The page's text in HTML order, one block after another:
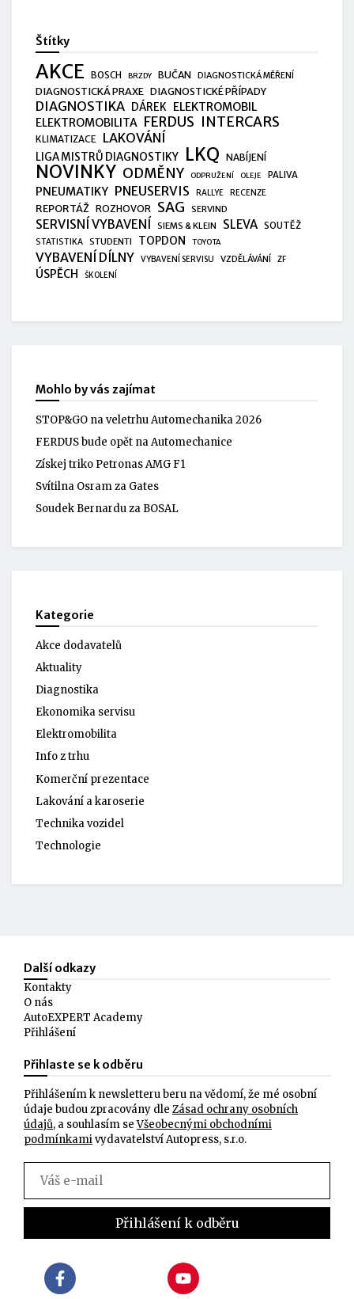
Štítky
AKCE BOSCH BRZDY BUČAN DIAGNOSTICKÁ MĚŘENÍ
DIAGNOSTICKÁ PRAXE DIAGNOSTICKÉ PŘÍPADY
DIAGNOSTIKA DÁREK ELEKTROMOBIL
ELEKTROMOBILITA FERDUS INTERCARS
KLIMATIZACE LAKOVÁNÍ
LIGA MISTRŮ DIAGNOSTIKY LKQ NABÍJENÍ
NOVINKY ODMĚNY ODPRUŽENÍ OLEJE PALIVA
PNEUMATIKY PNEUSERVIS RALLYE RECENZE
REPORTÁŽ ROZHOVOR SAG SERVIND
SERVISNÍ VYBAVENÍ SIEMS & KLEIN SLEVA SOUTĚŽ
STATISTIKA STUDENTI TOPDON TOYOTA
VYBAVENÍ DÍLNY VYBAVENÍ SERVISU VZDĚLÁVÁNÍ ZF
ÚSPĚCH ŠKOLENÍ
Mohlo by vás zajímat
STOP&GO na veletrhu Automechanika 2026
FERDUS bude opět na Automechanice
Získej triko Petronas AMG F1
Svítilna Osram za Gates
Soudek Bernardu za BOSAL
Kategorie
Akce dodavatelů
Aktuality
Diagnostika
Ekonomika servisu
Elektromobilita
Info z trhu
Komerční prezentace
Lakování a karoserie
Technika vozidel
Technologie
Další odkazy
Kontakty
O nás
AutoEXPERT Academy
Přihlášení
Přihlaste se k odběru
Přihlášením k newsletteru beru na vědomí, že mé osobní
údaje budou zpracovány dle Zásad ochrany osobních
údajů, a souhlasím seVšeobecnými obchodními
podmínkamivydavatelství Autopress, s.r.o.